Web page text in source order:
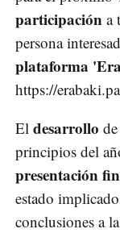
participación a
persona
plataforma
https://
El desarrollo
principios del
presentación
estado
conclusiones a